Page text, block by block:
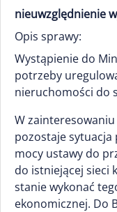
nieuwzględnienie
Opis sprawy:
Wystąpienie do
potrzeby
nieruchomości do
W zainteresowaniu
pozostaje sytuacja
mocy ustawy do
do istniejącej sieci
stanie wykonać
ekonomicznej. Do